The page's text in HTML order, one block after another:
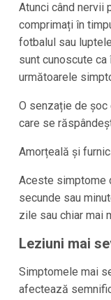
Atunci când nervii
comprimați în
fotbalul sau
sunt cunoscute
următoarele
O senzație de
care se
Amorțeală și
Aceste simptome
secunde sau
zile sau chiar mai
Leziuni mai
Simptomele mai
afectează